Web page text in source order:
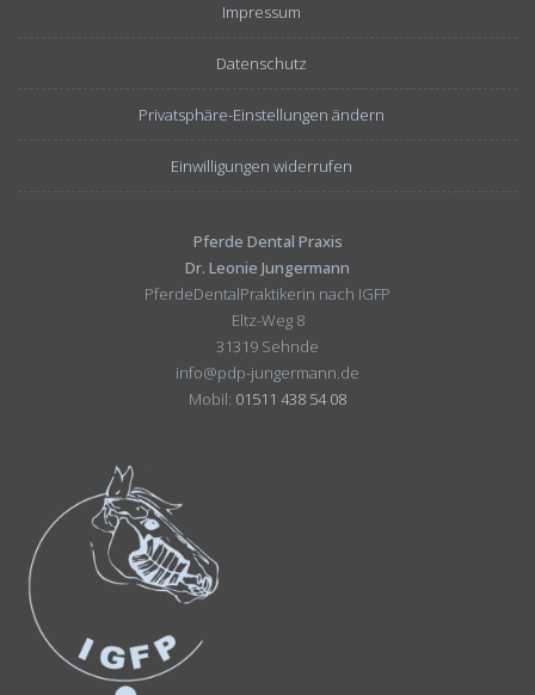
Impressum
Datenschutz
Privatsphäre-Einstellungen ändern
Einwilligungen widerrufen
Pferde Dental Praxis
Dr. Leonie Jungermann
PferdeDentalPraktikerin nach IGFP
Eltz-Weg 8
31319 Sehnde
info@pdp-jungermann.de
Mobil: 01511 438 54 08